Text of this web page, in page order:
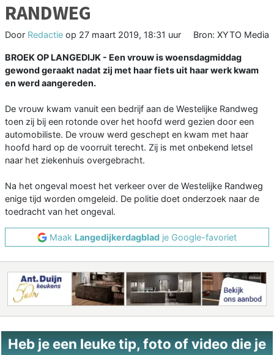
RANDWEG
Door Redactie op 27 maart 2019, 18:31 uur Bron: XYTO Media
BROEK OP LANGEDIJK - Een vrouw is woensdagmiddag
gewond geraakt nadat zij met haar fiets uit haar werk kwam
en werd aangereden.
De vrouw kwam vanuit een bedrijf aan de Westelijke Randweg
toen zij bij een rotonde over het hoofd werd gezien door een
automobiliste. De vrouw werd geschept en kwam met haar
hoofd hard op de voorruit terecht. Zij is met onbekend letsel
naar het ziekenhuis overgebracht.
Na het ongeval moest het verkeer over de Westelijke Randweg
enige tijd worden omgeleid. De politie doet onderzoek naar de
toedracht van het ongeval.
Maak Langedijkerdagblad je Google-favoriet
Heb je een leuke tip, foto of video die je